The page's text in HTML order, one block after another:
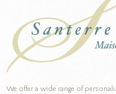
We offer a wide range of